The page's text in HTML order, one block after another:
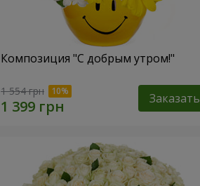
Композиция "С добрым утром!"
1 554 грн Заказать